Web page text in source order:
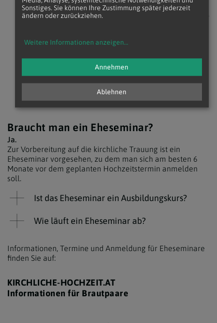
Soll die Trauung
Freien heiraten,
Braucht man ein Eheseminar?
Ja.
Zur Vorbereitung auf die kirchliche Trauung ist ein
Eheseminar vorgesehen, zu dem man sich am besten 6
Monate vor dem geplanten Hochzeitstermin anmelden
soll.
Ist das Eheseminar ein Ausbildungskurs?
Wie läuft ein Eheseminar ab?
Informationen, Termine und Anmeldung für Eheseminare
finden Sie auf:
KIRCHLICHE-HOCHZEIT.AT
Informationen für Brautpaare
Sonstiges. Sie können Ihre Zustimmung später jederzeit
ändern oder zurückziehen.
Weitere Informationen anzeigen...
Ablehnen
Annehmen